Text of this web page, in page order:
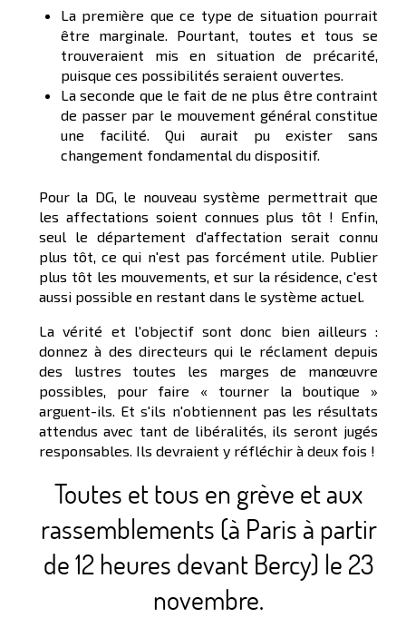
La première que ce type de situation pourrait
être marginale. Pourtant, toutes et tous se
trouveraient mis en situation de précarité,
puisque ces possibilités seraient ouvertes.
La seconde que le fait de ne plus être contraint
de passer par le mouvement général constitue
une facilité. Qui aurait pu exister sans
changement fondamental du dispositif.
Pour la DG, le nouveau système permettrait que
les affectations soient connues plus tôt ! Enfin,
seul le département d'affectation serait connu
plus tôt, ce qui n'est pas forcément utile. Publier
plus tôt les mouvements, et sur la résidence, c'est
aussi possible en restant dans le système actuel.
La vérité et l'objectif sont donc bien ailleurs :
donnez à des directeurs qui le réclament depuis
des lustres toutes les marges de manœuvre
possibles, pour faire « tourner la boutique »
arguent-ils. Et s'ils n'obtiennent pas les résultats
attendus avec tant de libéralités, ils seront jugés
responsables. Ils devraient y réfléchir à deux fois !
Toutes et tous en grève et aux
rassemblements (à Paris à partir
de 12 heures devant Bercy) le 23
novembre.